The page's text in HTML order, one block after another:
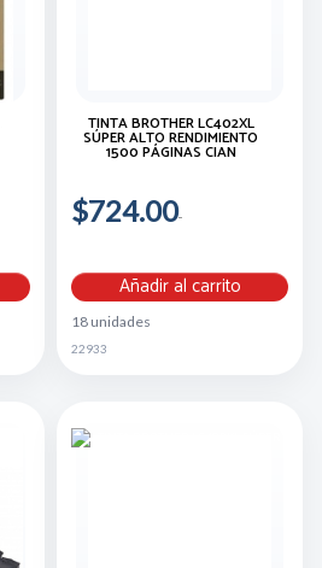
TINTA BROTHER LC402XL
SÚPER ALTO RENDIMIENTO
1500 PÁGINAS CIAN
$724.00
Añadir al carrito
18 unidades
22933